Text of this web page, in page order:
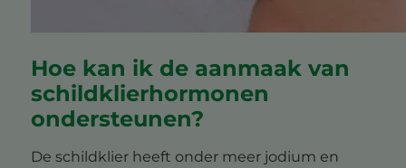
Hoe kan ik de aanmaak van
schildklierhormonen
ondersteunen?
De schildklier heeft onder meer jodium en